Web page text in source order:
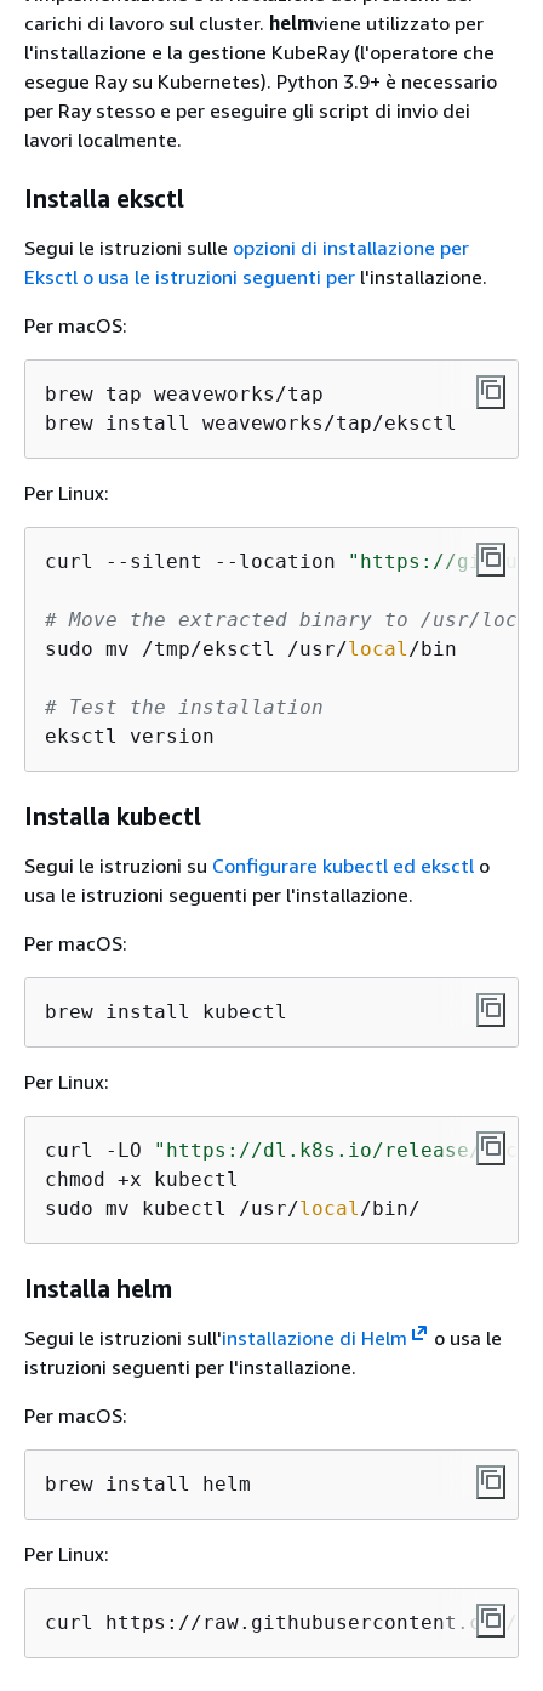
carichi di lavoro sul cluster. helmviene utilizzato per
l'installazione e la gestione KubeRay (l'operatore che
esegue Ray su Kubernetes). Python 3.9+ è necessario
per Ray stesso e per eseguire gli script di invio dei
lavori localmente.
Installa eksctl
Segui le istruzioni sulle opzioni di installazione per
Eksctl o usa le istruzioni seguenti per l'installazione.
Per macOS:
brew tap weaveworks/tap
brew install weaveworks/tap/eksctl
Per Linux:
curl --silent --location "https://
# Move the extracted binary to /usr/
sudo mv /tmp/eksctl /usr/local /bin
# Test the installation
eksctl version
Installa kubectl
Segui le istruzioni su Configurare kubectl ed eksctl o
usa le istruzioni seguenti per l'installazione.
Per macOS:
brew install kubectl
Per Linux:
curl -LO "https://dl.k8s.io/release/
chmod +x kubectl
sudo mv kubectl /usr/local /bin/
Installa helm
Segui le istruzioni sull'installazione di Helm
o usa le
istruzioni seguenti per l'installazione.
Per macOS:
brew install helm
Per Linux:
curl https://raw.githubusercontent.com/